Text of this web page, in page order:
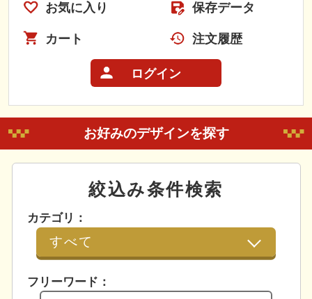
お気に入り 保存データ
カート 注文履歴
ログイン
お好みのデザインを探す
絞込み条件検索
カテゴリ：
フリーワード：